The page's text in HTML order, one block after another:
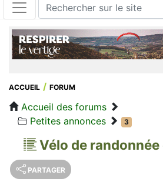
ACCUEIL FORUM
Accueil des forums
Petites annonces
3
Vélo de randonnée
PARTAGER